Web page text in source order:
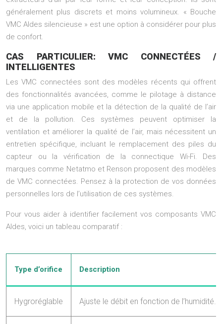
généralement plus discrets et moins volumineux. « Bouche
VMC Aldes silencieuse » est une option à considérer pour plus
de confort.
CAS PARTICULIER: VMC CONNECTÉES /
INTELLIGENTES
Les VMC connectées sont des modèles récents qui offrent
des fonctionnalités avancées, comme le pilotage à distance
via une application mobile et la détection de la qualité de l’air
et de la pollution. Ces systèmes peuvent optimiser la
ventilation et améliorer la qualité de l’air, mais nécessitent un
entretien spécifique, incluant le remplacement des piles du
capteur ou la vérification de la connectique Wi-Fi. Des
marques comme Netatmo et Renson proposent des modèles
de VMC connectées. Pensez à la protection de vos données
personnelles lors de l’utilisation de ces systèmes.
Pour vous aider à identifier facilement vos composants VMC
Aldes, voici un tableau comparatif :
Type d’orifice Description
Hygroréglable Ajuste le débit en fonction de l’humidité.